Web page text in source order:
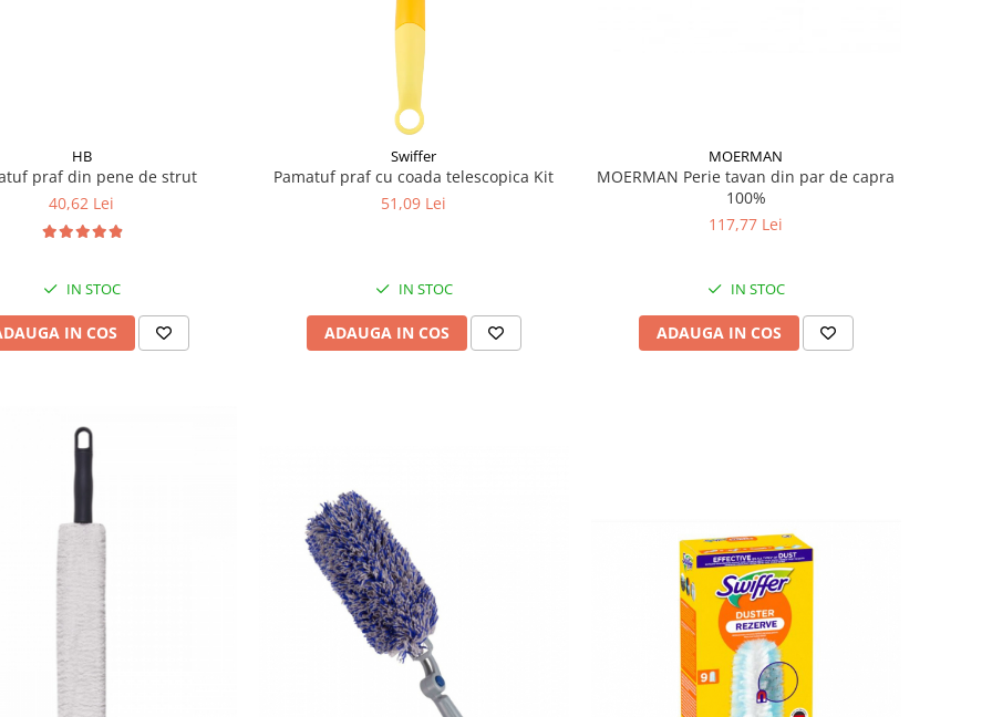
HB
praf din pene de strut
40,62 Lei
IN STOC
IN COS
Swiffer
Pamatuf praf cu coada telescopica Kit
51,09 Lei
IN STOC
ADAUGA IN COS
MOERMAN
MOERMAN Perie tavan din par de capra
100%
117,77 Lei
IN STOC
ADAUGA IN COS